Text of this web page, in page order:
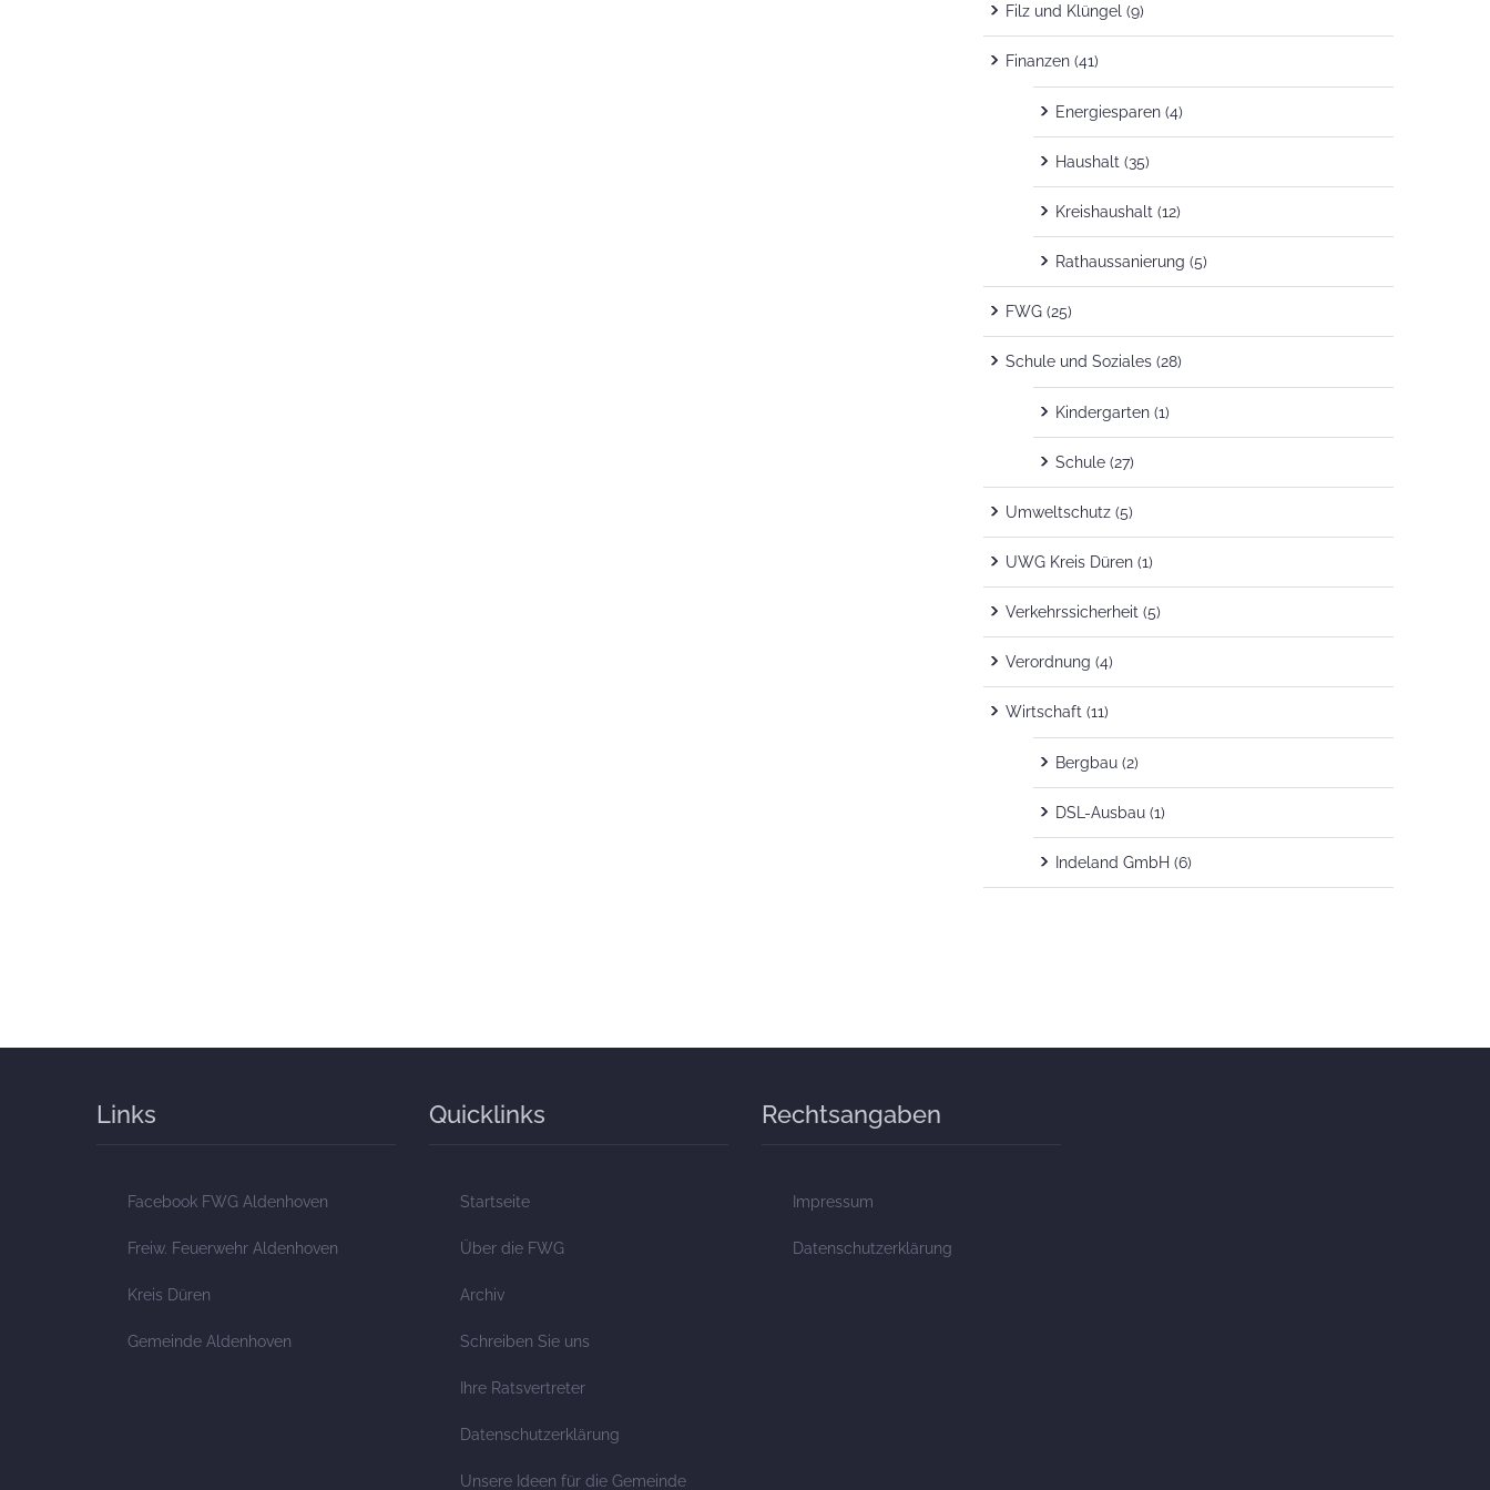
Filz und Klüngel (9)
Finanzen (41)
Energiesparen (4)
Haushalt (35)
Kreishaushalt (12)
Rathaussanierung (5)
FWG (25)
Schule und Soziales (28)
Kindergarten (1)
Schule (27)
Umweltschutz (5)
UWG Kreis Düren (1)
Verkehrssicherheit (5)
Verordnung (4)
Wirtschaft (11)
Bergbau (2)
DSL-Ausbau (1)
Indeland GmbH (6)
Links
Facebook FWG Aldenhoven
Freiw. Feuerwehr Aldenhoven
Kreis Düren
Gemeinde Aldenhoven
Quicklinks
Startseite
Über die FWG
Archiv
Schreiben Sie uns
Ihre Ratsvertreter
Datenschutzerklärung
Unsere Ideen für die Gemeinde
Rechtsangaben
Impressum
Datenschutzerklärung